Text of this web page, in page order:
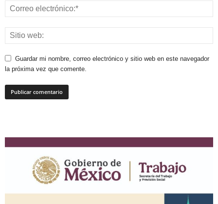
Guardar mi nombre, correo electrónico y sitio web en este navegador
la próxima vez que comente.